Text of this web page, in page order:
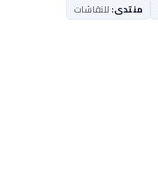
منتدى: للنقاشات